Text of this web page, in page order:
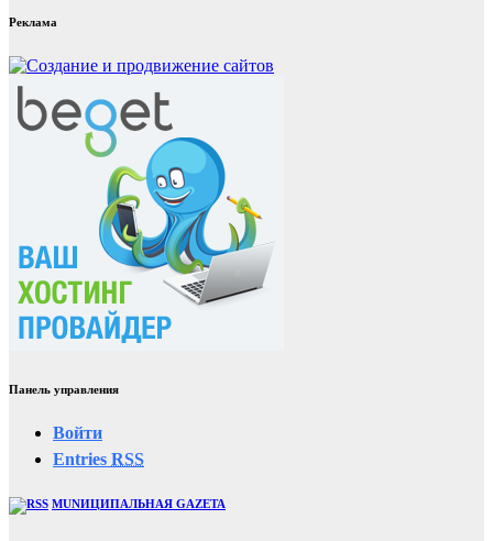
Реклама
Панель управления
Войти
Entries RSS
MUNИЦИПАЛЬНАЯ GAZЕТА